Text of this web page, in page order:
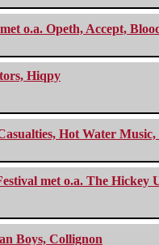
o.a. Opeth, Accept,
Hiqpy
Hot Water
met o.a. The Hickey
Boys, Collignon